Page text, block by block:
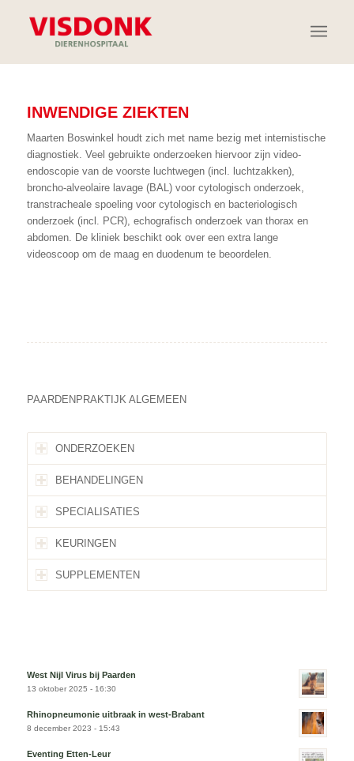
INWENDIGE ZIEKTEN
Maarten Boswinkel houdt zich met name bezig met internistische
diagnostiek. Veel gebruikte onderzoeken hiervoor zijn video-
endoscopie van de voorste luchtwegen (incl. luchtzakken),
broncho-alveolaire lavage (BAL) voor cytologisch onderzoek,
transtracheale spoeling voor cytologischen bacteriologisch
onderzoek(incl. PCR), echografisch onderzoek van thorax en
abdomen. De kliniek beschikt ook over een extra lange
videoscoop om de maag en duodenum te beoordelen.
PAARDENPRAKTIJK ALGEMEEN
ONDERZOEKEN
BEHANDELINGEN
SPECIALISATIES
KEURINGEN
SUPPLEMENTEN
West Nijl Virus bij Paarden
13 oktober 2025 - 16:30
Rhinopneumonie uitbraak in west-Brabant
8 december 2023 - 15:43
Eventing Etten-Leur